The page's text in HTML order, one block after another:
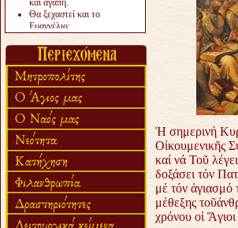
και αγάπη.
Θα ξεχαστεί και το
Ευαγγέλιο;
«πολύ αργά».
Ζητείται....
Ἡ σημερινή
Οἰκουμενικῆς
καί νά Τοῦ
δοξάσει τόν
μέ τόν ἁγιασμό
μέθεξης
χρόνου οἱ